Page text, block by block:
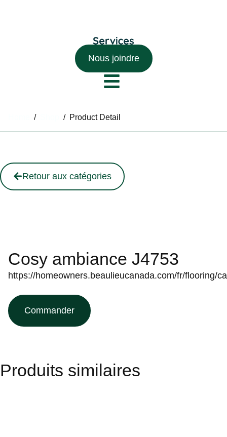
Nous joindre
/ / Product Detail
Retour aux catégories
Cosy ambiance J4753
https://homeowners.beaulieucanada.com/fr/flooring/
Commander
Produits similaires